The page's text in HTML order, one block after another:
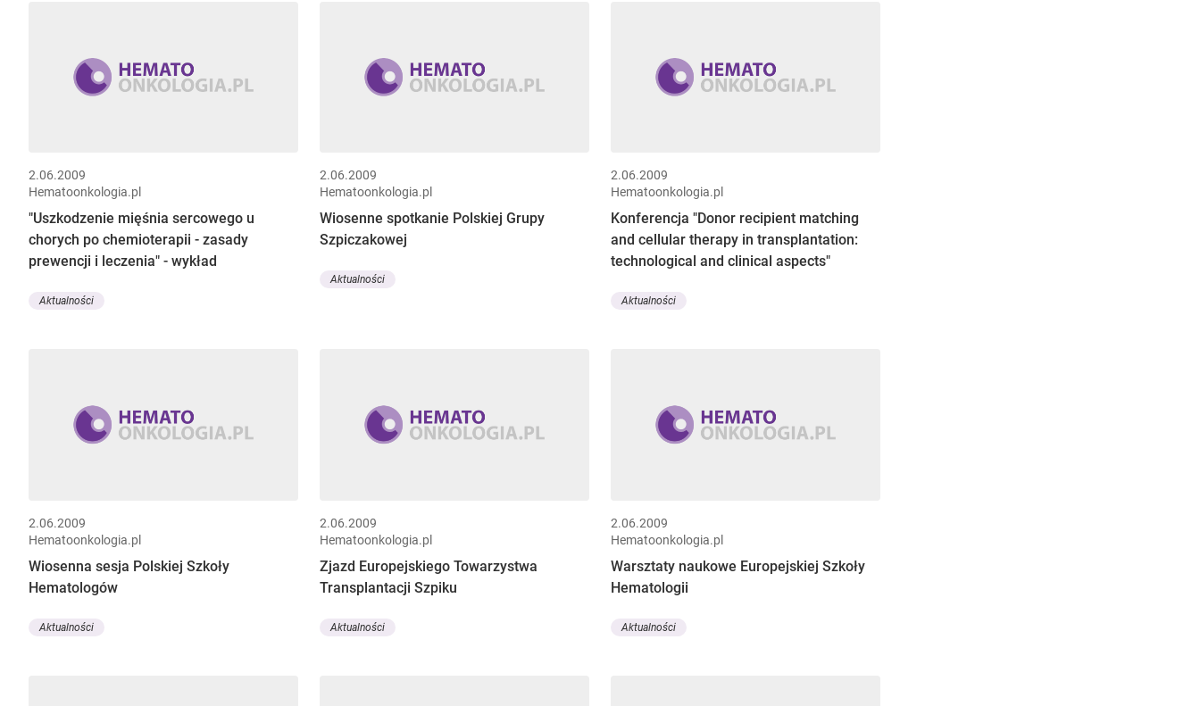
2.06.2009
Hematoonkologia.pl
"Uszkodzenie mięśnia sercowego u
chorych po chemioterapii - zasady
prewencji i leczenia" - wykład
Aktualności
2.06.2009
Hematoonkologia.pl
Wiosenne spotkanie Polskiej Grupy
Szpiczakowej
Aktualności
2.06.2009
Hematoonkologia.pl
Konferencja "Donor recipient matching
and cellular therapy in transplantation:
technological and clinical aspects"
Aktualności
2.06.2009
Hematoonkologia.pl
Wiosenna sesja Polskiej Szkoły
Hematologów
Aktualności
2.06.2009
Hematoonkologia.pl
Zjazd Europejskiego Towarzystwa
Transplantacji Szpiku
Aktualności
2.06.2009
Hematoonkologia.pl
Warsztaty naukowe Europejskiej Szkoły
Hematologii
Aktualności